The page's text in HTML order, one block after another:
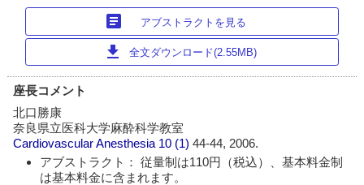
article アブストラクトを見る
download 全文ダウンロード(2.55MB)
座長コメント
北口勝康
奈良県立医科大学麻酔科学教室
Cardiovascular Anesthesia 10 (1)44-44, 2006.
アブストラクト： 従量制は110円（税込）、基本料金制
は基本料金に含まれます。